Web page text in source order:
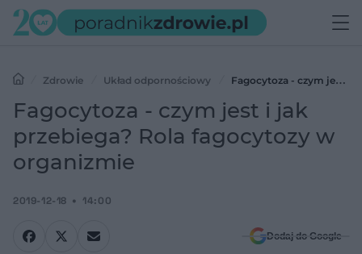
Zdrowie Układ odpornościowy
Fagocytoza - czym jest i
jak przebiega? Rola fagocytozy w organizmie
Fagocytoza - czym jest i jak
przebiega? Rola fagocytozy w
organizmie
2019-12-18 14:00
Dodaj do Google